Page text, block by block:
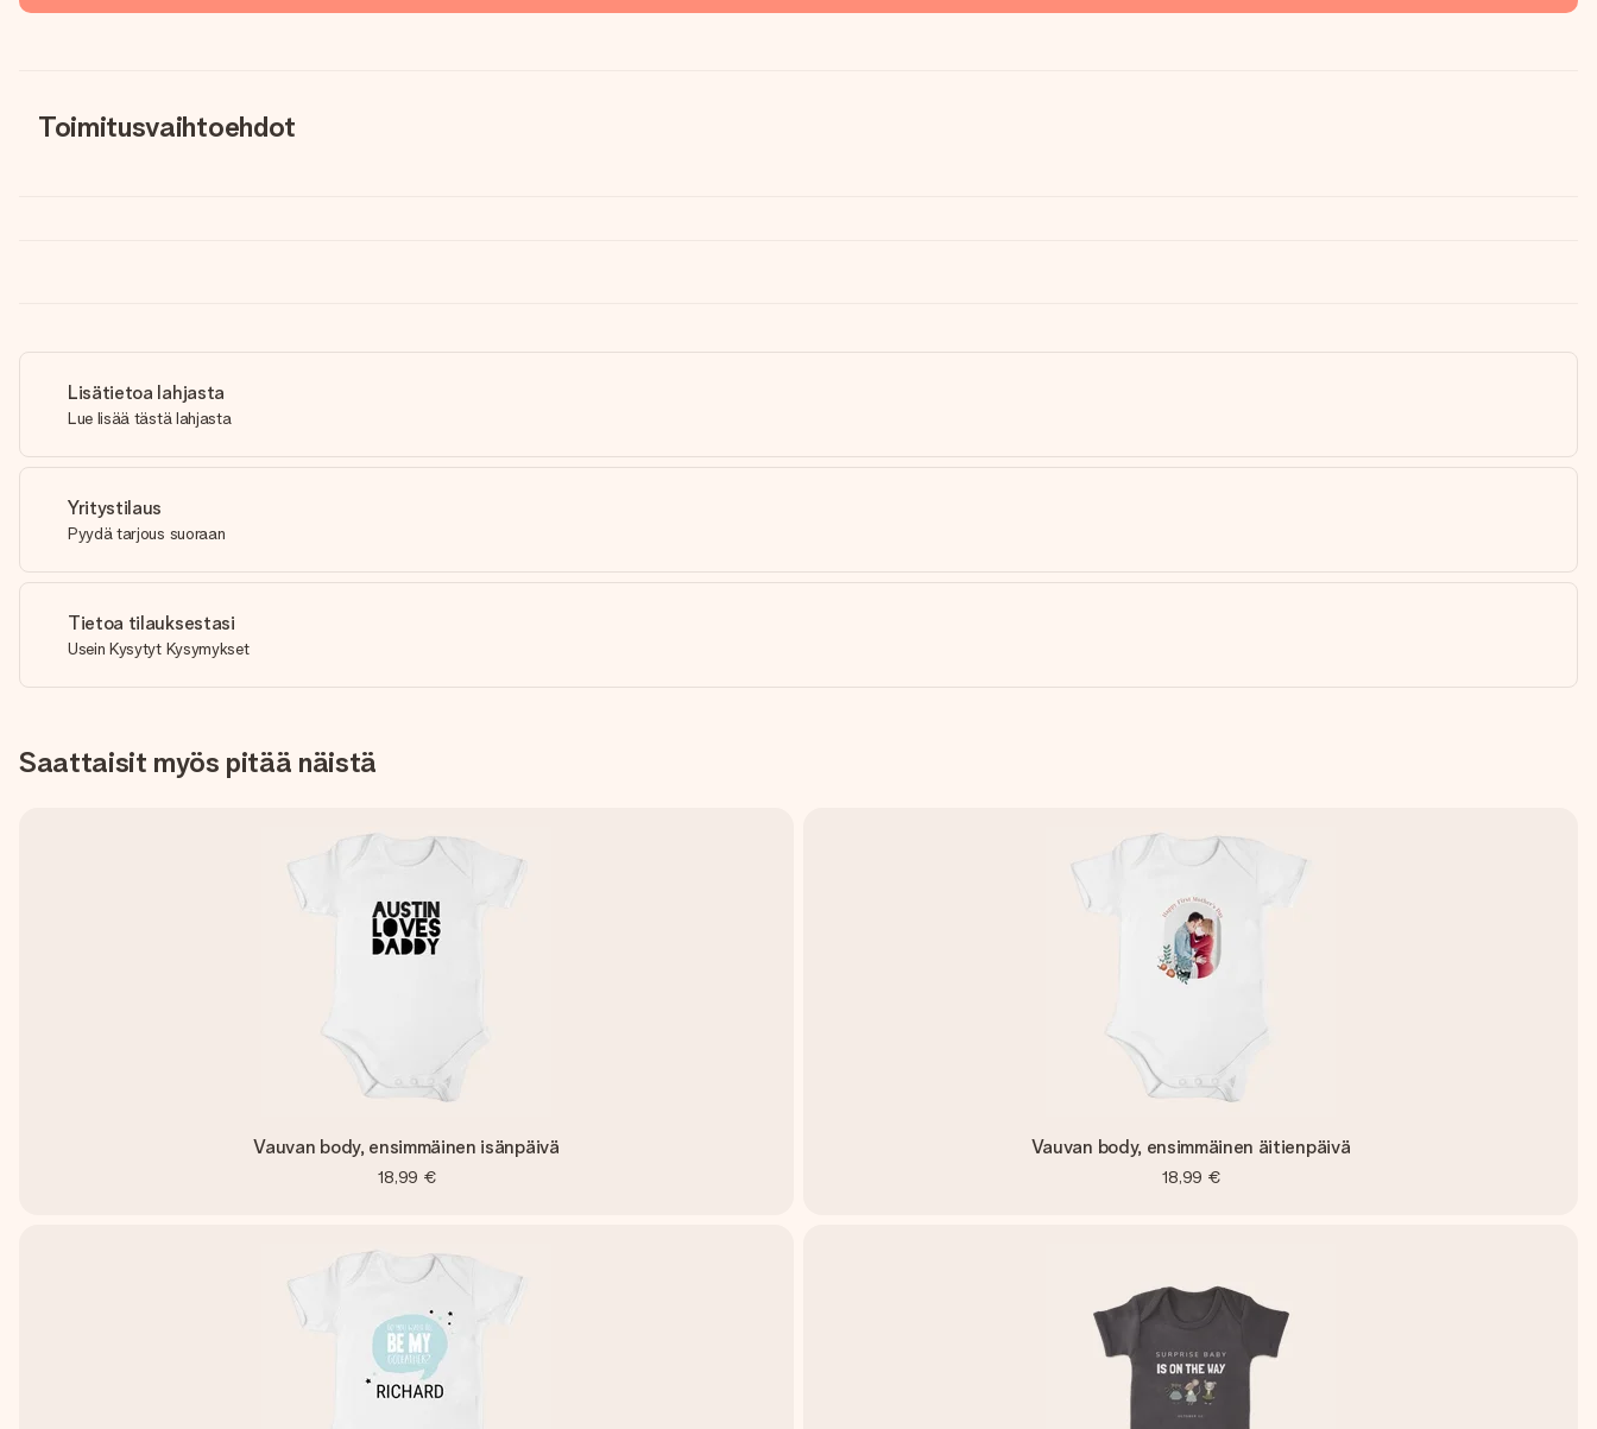
Toimitusvaihtoehdot
Lisätietoa lahjasta
Lue lisää tästä lahjasta
Yritystilaus
Pyydä tarjous suoraan
Tietoa tilauksestasi
Usein Kysytyt Kysymykset
Saattaisit myös pitää näistä
Vauvan body, ensimmäinen isänpäivä
18,99 €
Vauvan body, ensimmäinen äitienpäivä
18,99 €